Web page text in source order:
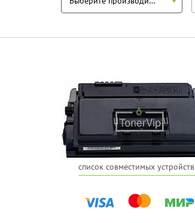
список совместимых